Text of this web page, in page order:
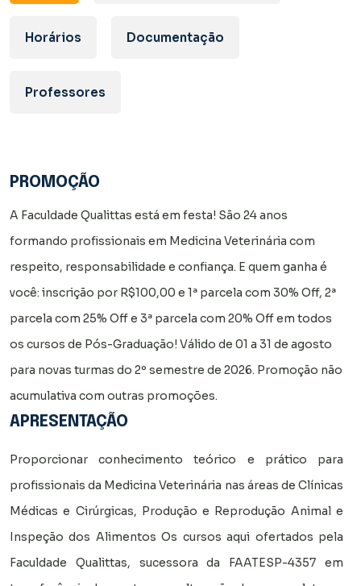
Horários Documentação
Professores
PROMOÇÃO
A Faculdade Qualittas está em festa! São 24 anos
formando profissionais em Medicina Veterinária com
respeito, responsabilidade e confiança. E quem ganha é
você: inscrição por R$100,00 e 1ª parcela com 30% Off, 2ª
parcela com 25% Off e 3ª parcela com 20% Off em todos
os cursos de Pós-Graduação! Válido de 01 a 31 de agosto
para novas turmas do 2º semestre de 2026. Promoção não
acumulativa com outras promoções.
APRESENTAÇÃO
Proporcionar conhecimento teórico e prático para
profissionais da Medicina Veterinária nas áreas de Clínicas
Médicas e Cirúrgicas, Produção e Reprodução Animal e
Inspeção dos Alimentos Os cursos aqui ofertados pela
Faculdade Qualittas, sucessora da FAATESP-4357 em